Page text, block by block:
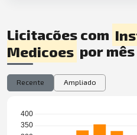
Licitações com
Medicoes por mês
Recente Ampliado